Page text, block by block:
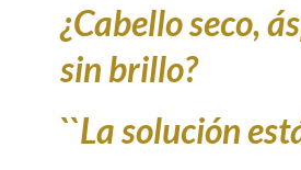
¿Cabello seco,
sin brillo?
``La solución